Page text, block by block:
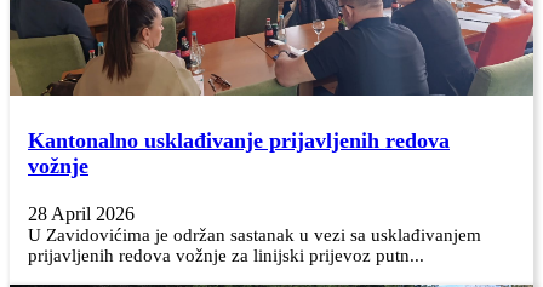
Kantonalno usklađivanje prijavljenih redova
vožnje
28 April 2026
U Zavidovićima je održan sastanak u vezi sa usklađivanjem
prijavljenih redova vožnje za linijski prijevoz putn...